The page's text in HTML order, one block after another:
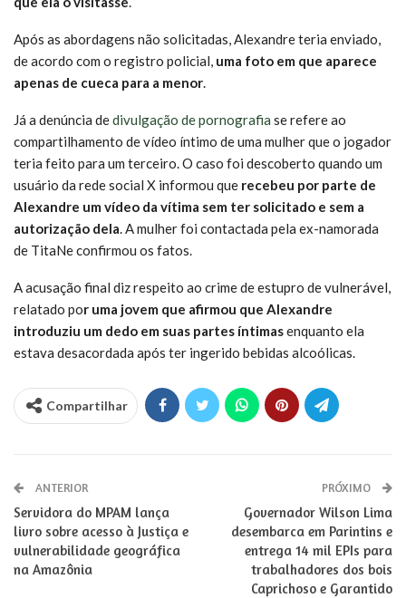
Após as abordagens não solicitadas, Alexandre teria enviado,
de acordo com o registro policial, uma foto em que aparece
apenas de cueca para a menor.
Já a denúncia dedivulgação de pornografia se refere ao
compartilhamento de vídeo íntimo de uma mulher que o jogador
teria feito para um terceiro. O caso foi descoberto quando um
usuário da rede social X informou que recebeu por parte de
Alexandre um vídeo da vítima sem ter solicitado e sem a
autorização dela. A mulher foi contactada pela ex-namorada
de TitaNe confirmou os fatos.
A acusação final diz respeito ao crime de estupro de vulnerável,
relatado por uma jovem que afirmou que Alexandre
introduziu um dedo em suas partes íntimasenquanto ela
estava desacordada após ter ingerido bebidas alcoólicas.
Compartilhar
ANTERIOR
Servidora do MPAM lança
livro sobre acesso à Justiça e
vulnerabilidade geográfica
na Amazônia
PRÓXIMO
Governador Wilson Lima
desembarca em Parintins e
entrega 14 mil EPIs para
trabalhadores dos bois
Caprichoso e Garantido